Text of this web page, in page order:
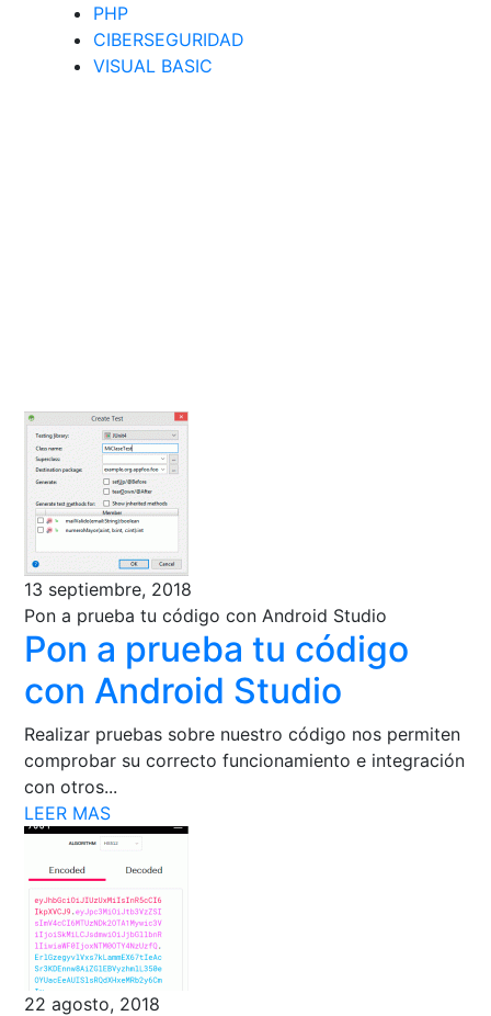
PHP
CIBERSEGURIDAD
VISUAL BASIC
13 septiembre, 2018
Pon a prueba tu código con Android Studio
Pon a prueba tu código
con Android Studio
Realizar pruebas sobre nuestro código nos permiten
comprobar su correcto funcionamiento e integración
con otros...
LEER MAS
22 agosto, 2018